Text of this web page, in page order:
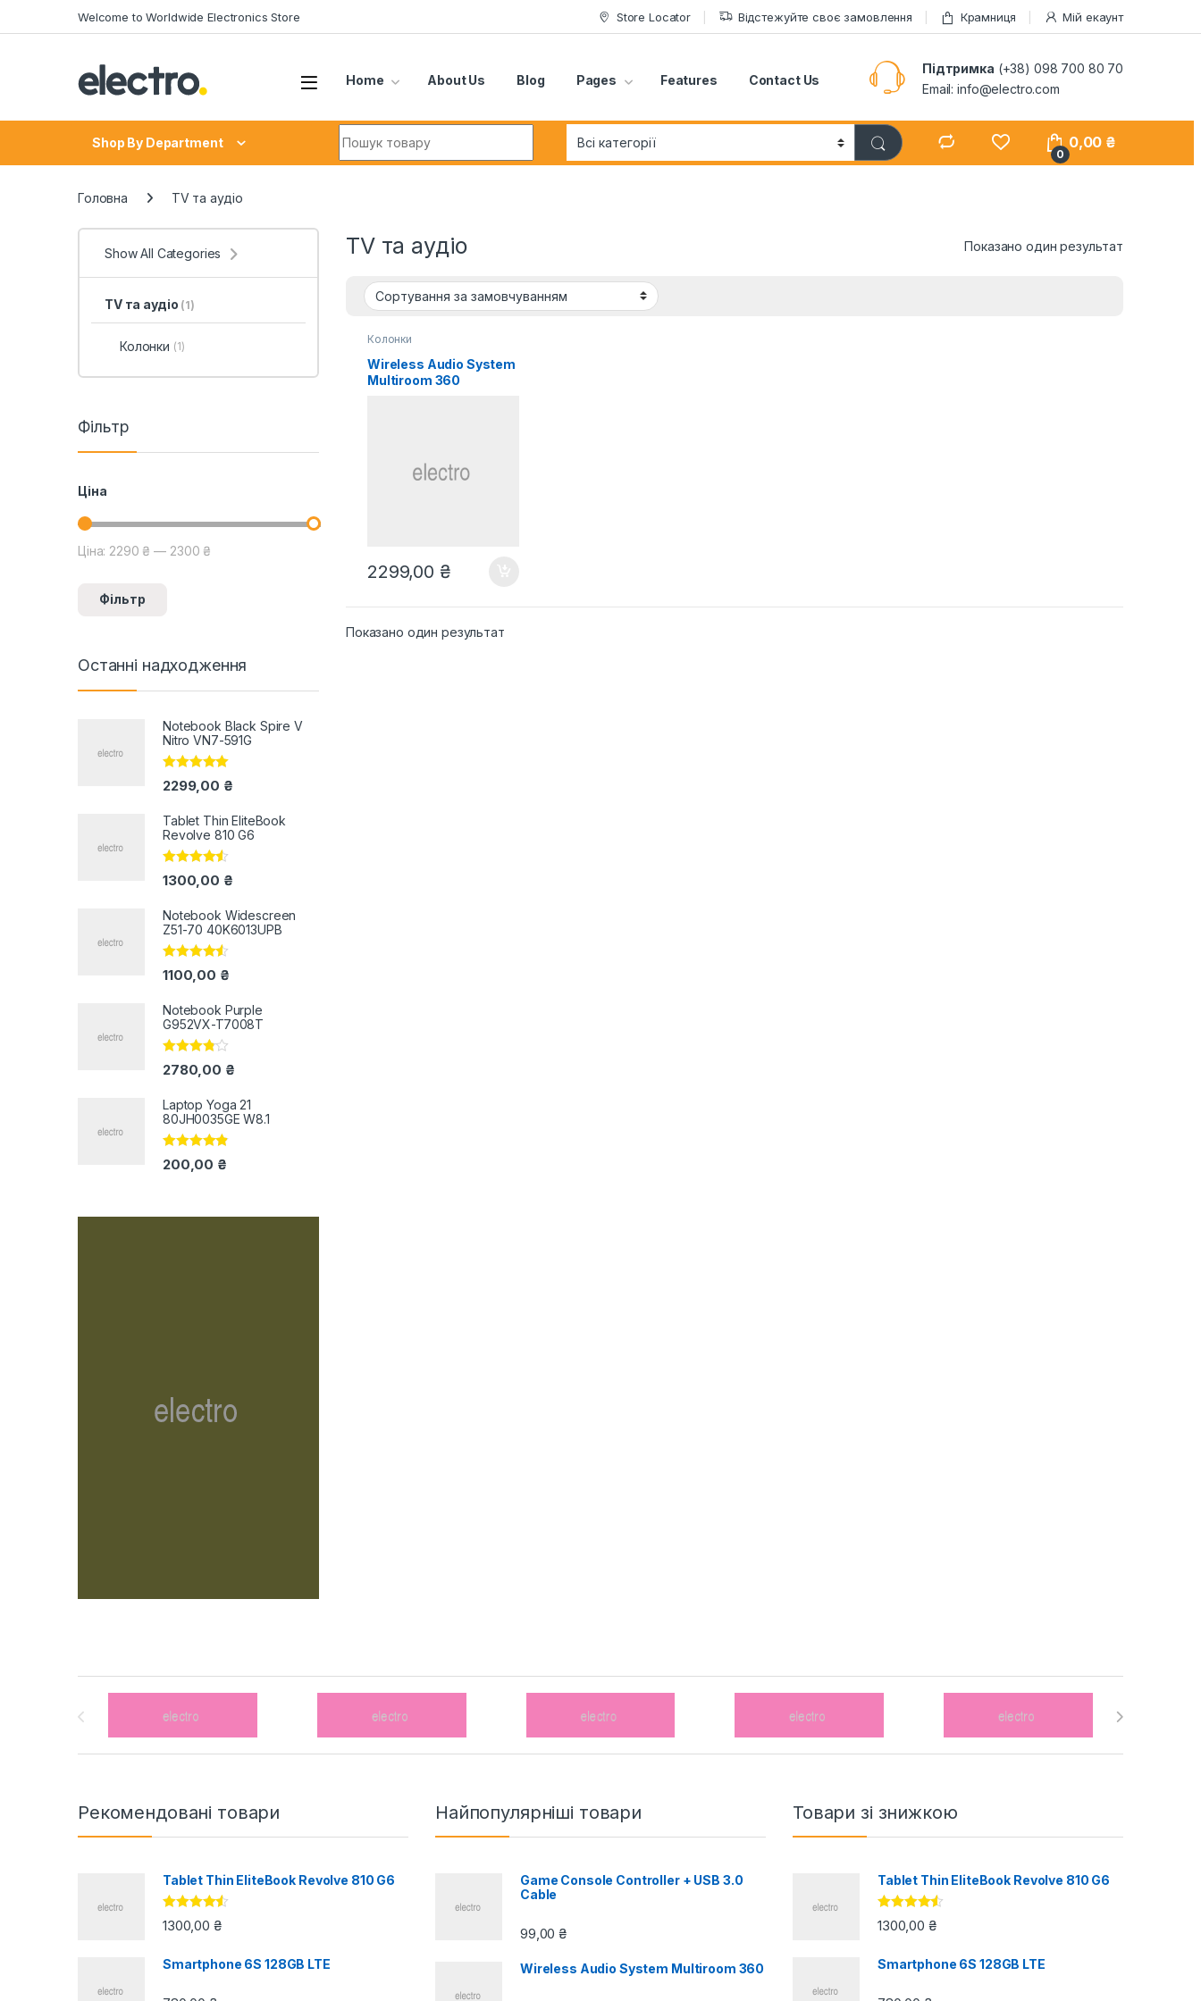
Welcome to Worldwide Electronics Store Store Locator Відстежуйте своє замовлення Крамниця Мій екаунт
Home About Us Blog Pages Features Contact Us
Підтримка (+38) 098 700 80 70
Email: info@electro.com
Shop By Department
0
0,00 ₴
Головна TV та аудіо
TV та аудіо Показано один результат
Колонки
Wireless Audio System
Multiroom 360
2299,00 ₴
Показано один результат
Show All Categories
TV та аудіо (1)
Колонки (1)
Фільтр
Ціна
Мінімальна ціна
Найбільша ціна
Фільтр
Ціна: 2290 ₴ — 2300 ₴
Останні надходження
Notebook Black Spire V
Nitro VN7-591G
Оцінено в
5.00з 5
2299,00 ₴
Tablet Thin EliteBook
Revolve 810 G6
Оцінено в
4.33з 5
1300,00 ₴
Notebook Widescreen
Z51-70 40K6013UPB
Оцінено в
4.33з 5
1100,00 ₴
Notebook Purple
G952VX-T7008T
Оцінено
в3.67з 5
2780,00 ₴
Laptop Yoga 21
80JH0035GE W8.1
Оцінено в
4.67з 5
200,00 ₴
Brands Carousel
Рекомендовані товари
Tablet Thin EliteBook Revolve 810 G6
Оцінено в
4.33з 5
1300,00 ₴
Smartphone 6S 128GB LTE
Найпопулярніші товари
Game Console Controller + USB 3.0
Cable
99,00₴
Wireless Audio System Multiroom 360
Товари зі знижкою
Tablet Thin EliteBook Revolve 810 G6
Оцінено в
4.33з 5
1300,00 ₴
Smartphone 6S 128GB LTE